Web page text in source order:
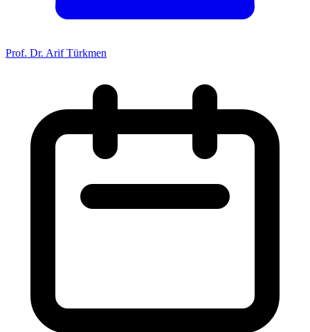
Prof. Dr. Arif Türkmen